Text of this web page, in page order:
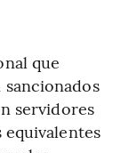
que
servidores